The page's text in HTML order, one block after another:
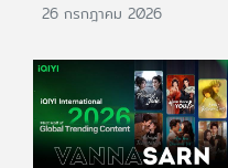
26 กรกฎาคม 2026